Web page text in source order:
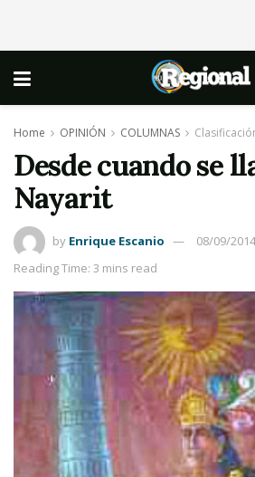
Home OPINIÓN COLUMNAS
Desde cuando se
Nayarit
by Enrique Escanio
08/09/2014
Reading Time: 3 mins read